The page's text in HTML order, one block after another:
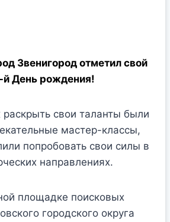
Звенигород отметил свой
й День рождения!
свои таланты были
мастер-классы,
попробовать свои силы в
направлениях.
площадке поисковых
городского округа